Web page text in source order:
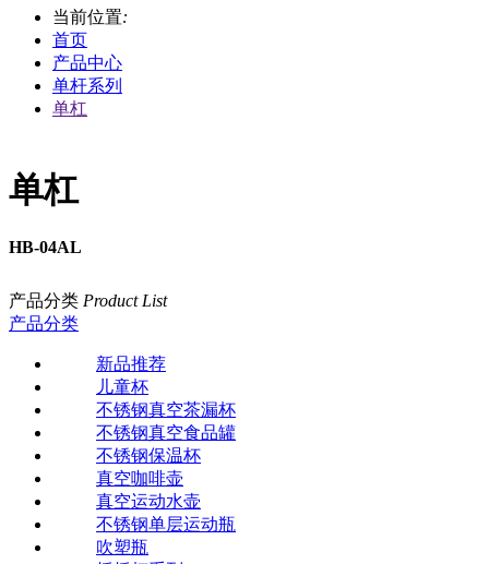
当前位置:
首页
产品中心
单杆系列
单杠
单杠
HB-04AL
产品分类 Product List
产品分类
新品推荐
儿童杯
不锈钢真空茶漏杯
不锈钢真空食品罐
不锈钢保温杯
真空咖啡壶
真空运动水壶
不锈钢单层运动瓶
吹塑瓶